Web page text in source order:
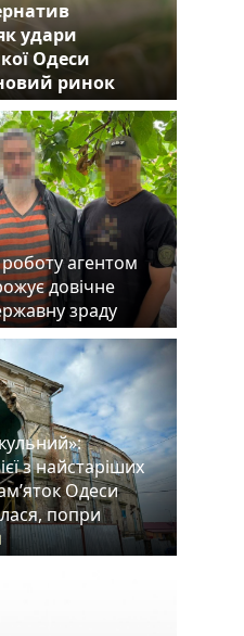
удари
Одеси
ринок
агентом
довічне
зраду
з найстаріших
Одеси
попри